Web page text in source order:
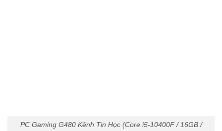
PC Gaming G480 Kênh Tin Học (Core i5-10400F / 16GB /